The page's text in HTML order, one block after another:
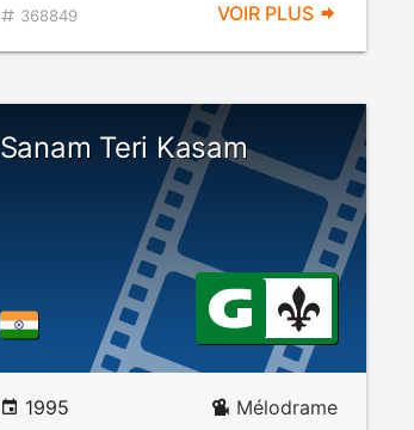
368849 VOIR PLUS
Sanam Teri Kasam
1995 Mélodrame